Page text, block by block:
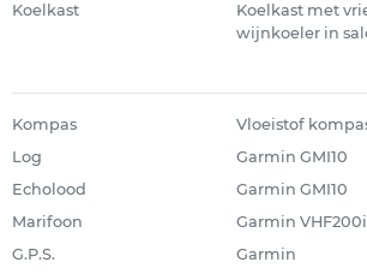
Koelkast
Koelkast met
wijnkoeler in
Kompas
Vloeistof
Log
Garmin GMI10
Echolood
Garmin GMI10
Marifoon
Garmin VHF200i
G.P.S.
Garmin